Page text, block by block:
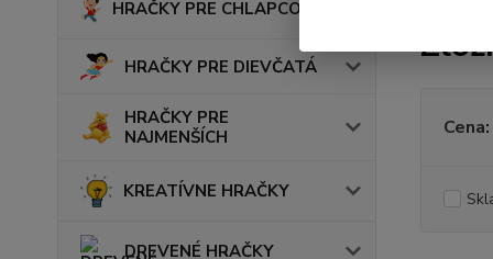
HRAČKY PRE CHLAPCOV
HRAČKY PRE DIEVČATÁ
HRAČKY PRE
NAJMENŠÍCH
KREATÍVNE HRAČKY
DREVENÉ HRAČKY
Cena: